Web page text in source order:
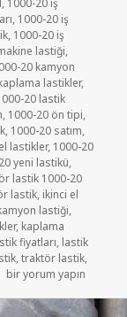
, 1000-20 iş
, 1000-20 iş
, 1000-20 iş
lastiği,
20 kamyon
lastikler,
20 lastik
, 1000-20 ön tipi,
, 1000-20 satım,
lastikler, 1000-20
yeni lastikü,
lastik 1000-20
lastik, ikinci el
lastiği,
, kaplama
fiyatları, lastik
,traktör lastik,
1000-20 MONİTÖR
bir yorum yapın